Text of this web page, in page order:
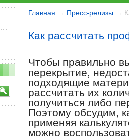
Главная → Пресс-релизы →
Как рассчитать
Чтобы правильно
перекрытие,
подходящие
рассчитать их
получиться либо
Поэтому обсудим,
применяя
можно